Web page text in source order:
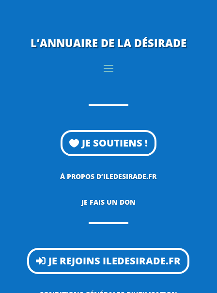
L’ANNUAIRE DE LA DÉSIRADE
JE SOUTIENS !
À PROPOS D’ILEDESIRADE.FR
JE FAIS UN DON
JE REJOINS ILEDESIRADE.FR